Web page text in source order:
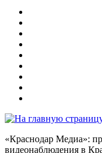
«Краснодар Медиа»:
видеонаблюдения в